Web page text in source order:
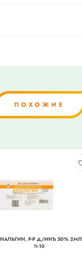
ПОХОЖИЕ
Р-Р Д/ИНЪ 50% 2МЛ
№10